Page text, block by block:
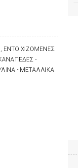
ΕΝΤΟΙΧΙΖΟΜΕΝΕΣ
-
- ΜΕΤΑΛΛΙΚΑ